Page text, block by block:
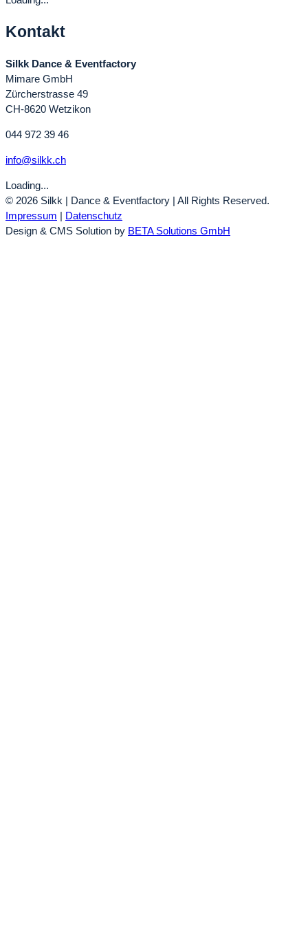
Kontakt
Silkk Dance & Eventfactory
Mimare GmbH
Zürcherstrasse 49
CH-8620 Wetzikon
044 972 39 46
info@silkk.ch
Loading...
© 2026 Silkk | Dance & Eventfactory | All Rights Reserved.
Impressum | Datenschutz
Design & CMS Solution by BETA Solutions GmbH